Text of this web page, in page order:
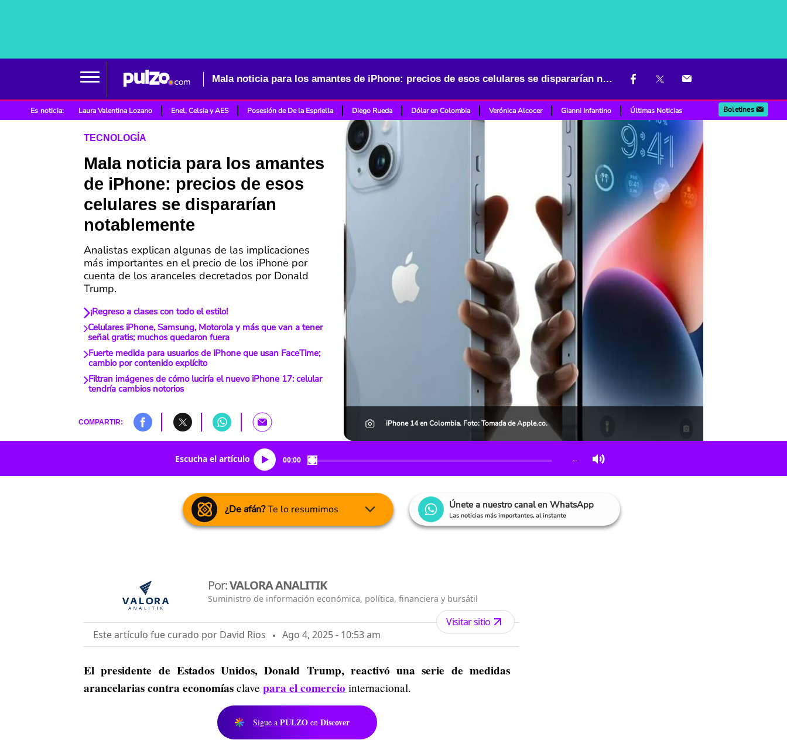
Mala noticia para los amantes de iPhone: precios de esos celulares se dispararían notablemente
Es noticia: Laura Valentina Lozano Enel, Celsia y AES Posesión de De la Espriella Diego Rueda Dólar en Colombia Verónica Alcocer Gianni Infantino Últimas Noticias Boletines
TECNOLOGÍA
Mala noticia para los amantes
de iPhone: precios de esos
celulares se dispararían
notablemente
Analistas explican algunas de las implicaciones
más importantes en el precio de los iPhone por
cuenta de los aranceles decretados por Donald
Trump.
¡Regreso a clases con todo el estilo!
Celulares iPhone, Samsung, Motorola y más que van a tener
señal gratis; muchos quedaron fuera
Fuerte medida para usuarios de iPhone que usan FaceTime;
cambio por contenido explícito
Filtran imágenes de cómo luciría el nuevo iPhone 17: celular
tendría cambios notorios
COMPARTIR: iPhone 14 en Colombia. Foto: Tomada de Apple.co.
Escucha el artículo 00:00 …
¿De afán?Te lo resumimos Únete a nuestro canal en WhatsApp
Las noticias más importantes, al instante
Por:VALORA ANALITIK
Suministro de información económica, política, financiera y bursátil
Este artículo fue curado por David Rios Ago 4, 2025 - 10:53 am
Visitar sitio
El presidente de Estados Unidos, Donald Trump, reactivó una serie de medidas
arancelarias contra economías clave para el comercio internacional.
Sigue a PULZO en Discover